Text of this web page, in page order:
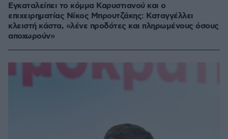
Εγκαταλείπει το κόμμα Καρυστιανού και ο
επιχειρηματίας Νίκος Μπρουτζάκης: Καταγγέλλει
κλειστή κάστα, «λένε προδότες και πληρωμένους όσους
αποχωρούν»